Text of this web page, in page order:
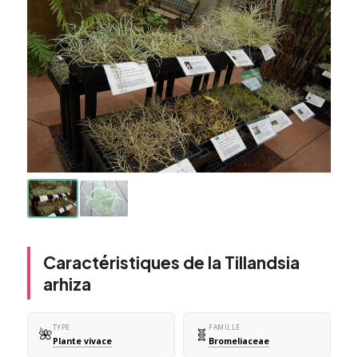
Caractéristiques de la Tillandsia
arhiza
🌺TYPE
Plante vivace 🧬 FAMILLE
Bromeliaceae